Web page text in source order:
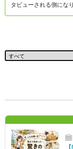
タビューされる側にな